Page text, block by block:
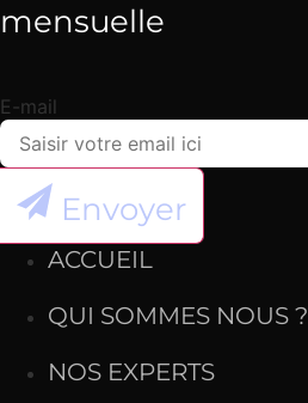
mensuelle
E-mail
Envoyer
ACCUEIL
QUI SOMMES NOUS ?
NOS EXPERTS